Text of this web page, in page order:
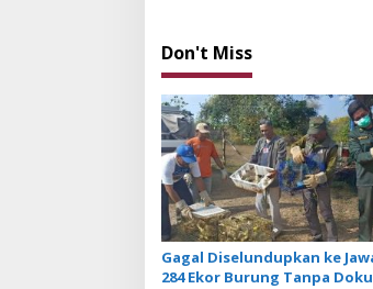
t
n
a
v
i
g
a
t
Don't Miss
Gagal Diselundupkan ke
284 Ekor Burung Tanpa